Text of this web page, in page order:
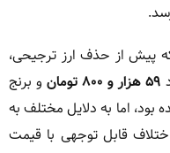
پیش از حذف ارز ترجیحی،
۵۹ هزار و ۸۰۰ تومان
و برنج
بود، اما به دلایل مختلف به
قابل توجهی با قیمت